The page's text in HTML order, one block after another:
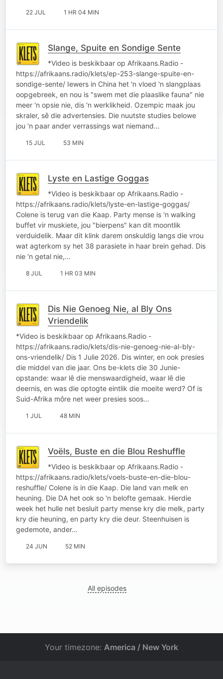
22 JUL 1 HR 04 MIN
Slange, Spuite en Sondige Sente
*Video is beskikbaar op Afrikaans.Radio -
https://afrikaans.radio/klets/ep-253-slange-spuite-en-
sondige-sente/ Iewers in China het 'n vloed 'n slangplaas
oopgebreek, en nou is "swem met die plaaslike fauna" nie
meer 'n opsie nie, dis 'n werklikheid. Ozempic maak jou
skraler, sê die advertensies. Die nuutste studies belowe
jou 'n paar ander verrassings wat niemand…
15 JUL 53 MIN
Lyste en Lastige Goggas
*Video is beskikbaar op Afrikaans.Radio -
https://afrikaans.radio/klets/lyste-en-lastige-goggas/
Colene is terug van die Kaap. Party mense is 'n walking
buffet vir muskiete, jou "bierpens" kan dit moontlik
verduidelik. Maar dit klink darem onskuldig langs die vrou
wat agterkom sy het 38 parasiete in haar brein gehad. Dis
nie 'n getal nie,…
8 JUL 1 HR 03 MIN
Dis Nie Genoeg Nie, al Bly Ons
Vriendelik
*Video is beskikbaar op Afrikaans.Radio -
https://afrikaans.radio/klets/dis-nie-genoeg-nie-al-bly-
ons-vriendelik/ Dis 1 Julie 2026. Dis winter, en ook presies
die middel van die jaar. Ons be-klets die 30 Junie-
opstande: waar lê die menswaardigheid, waar lê die
deernis, en was die optogte eintlik die moeite werd? Of is
Suid-Afrika môre net weer presies soos…
1 JUL 48 MIN
Voëls, Buste en die Blou Reshuffle
*Video is beskikbaar op Afrikaans.Radio -
https://afrikaans.radio/klets/voels-buste-en-die-blou-
reshuffle/ Colene is in die Kaap. Die land van melk en
heuning. Die DA het ook so 'n belofte gemaak. Hierdie
week het hulle net besluit party mense kry die melk, party
kry die heuning, en party kry die deur. Steenhuisen is
gedemote, ander…
24 JUN 52 MIN
All episodes
Your timezone: America / New York